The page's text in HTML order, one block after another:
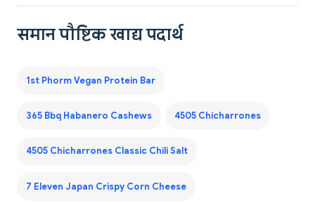
समान पौष्टिक खाद्य पदार्थ
1st Phorm Vegan Protein Bar
365 Bbq Habanero Cashews 4505 Chicharrones
4505 Chicharrones Classic Chili Salt
7 Eleven Japan Crispy Corn Cheese